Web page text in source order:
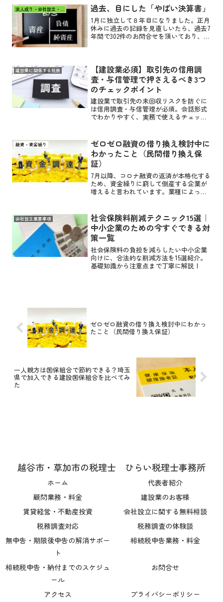
がどんどん大きくなっている会社を目に
します。この「役員貸付金...
法人成り・会社設立・新設法人 過去、目にした「やばい決算書」
1月に独立して８年目になりました。正月
休みに過去の記録を見直しいたら、過去7
年間で302件のお問合せを頂いており、相
相談に対応...
建設業に関係する税務
【建設業必須】取引先の信用調
査・与信管理で押さえるべき3つ
のチェックポイント
建設業で取引先の未回収リスクを防ぐに
は信用調査・与信管理が必須。会話形式
でわかりやすく、実務で使えるチェック
融資・資金繰り
ゼロゼロ融資の借り換え検討中に
わかったこと（民間借り換え保
証）
7月以降、コロナ融資の返済が本格化する
ため、資金繰りに窮して倒産する企業が
増えると言われています。業種によって
金上昇、コロナ関連の補助金も無くなっ
ている中でコロナ融資返...
会社設立重要事項
社会保険料削減テクニック15選｜
中小企業のための今すぐできる対
策一覧
社会保険料の負担を減らしたい中小企業
向けに、合法的な削減方法を15選紹介。
基礎知識から注意点まで丁寧に解説！
ゼロゼロ融資の借り換え検討中にわかっ
たこと（民間借り換え保証）
一人親方は国保組合で節約できる？埼玉
県で加入できる建設国保組合を比べてみ
た
越谷市・草加市の税理士 ひらい税理士事務所
ホーム
代表者紹介
顧問業務・料金
建設業のお客様
賃貸経営・不動産投資
会社設立に関する無料相談
税務調査対応
税務調査の体験談
無申告・期限後申告の解消サポー
ト
相続税申告業務・料金
相続税申告・納付までのスケジュ
ール
お問合せ
アクセス プライバシーポリシー